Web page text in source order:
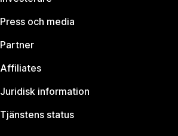
Press och media
Partner
Affiliates
Juridisk information
Tjänstens status